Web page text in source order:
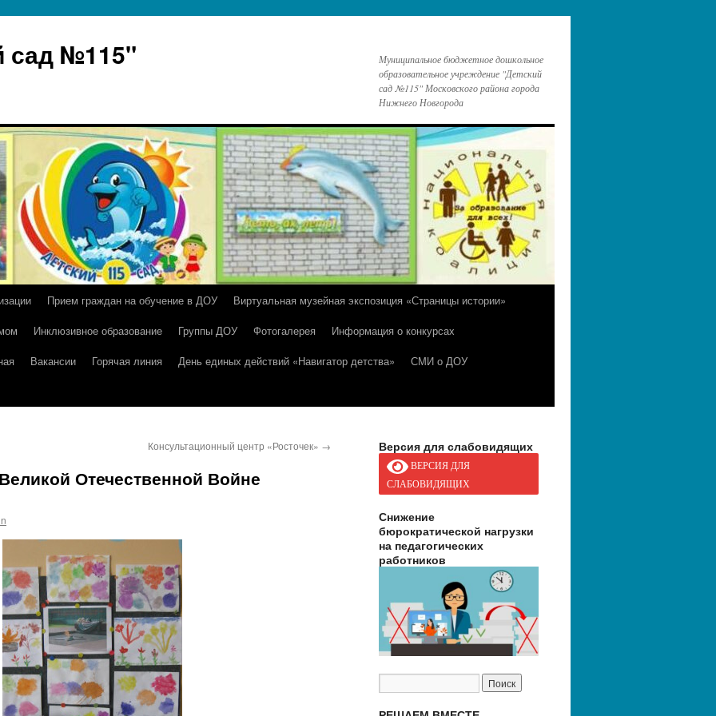
сад №115"
Муниципальное бюджетное дошкольное
образовательное учреждение "Детский
сад №115" Московского района города
Нижнего Новгорода
Прием граждан на обучение в ДОУ
Виртуальная музейная экспозиция «Страницы истории»
Инклюзивное образование Группы ДОУ Фотогалерея
Информация о конкурсах
Вакансии Горячая линия День единых действий «Навигатор детства»
СМИ о ДОУ
Консультационный центр «Росточек» →
Отечественной Войне
Версия для слабовидящих
ВЕРСИЯ ДЛЯ
СЛАБОВИДЯЩИХ
Снижение
бюрократической нагрузки
на педагогических
работников